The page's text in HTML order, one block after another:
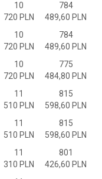
10
720 PLN
784
489,60 PLN
10
720 PLN
784
489,60 PLN
10
720 PLN
775
484,80 PLN
11
510 PLN
815
598,60 PLN
11
510 PLN
815
598,60 PLN
11
310 PLN
801
426,60 PLN